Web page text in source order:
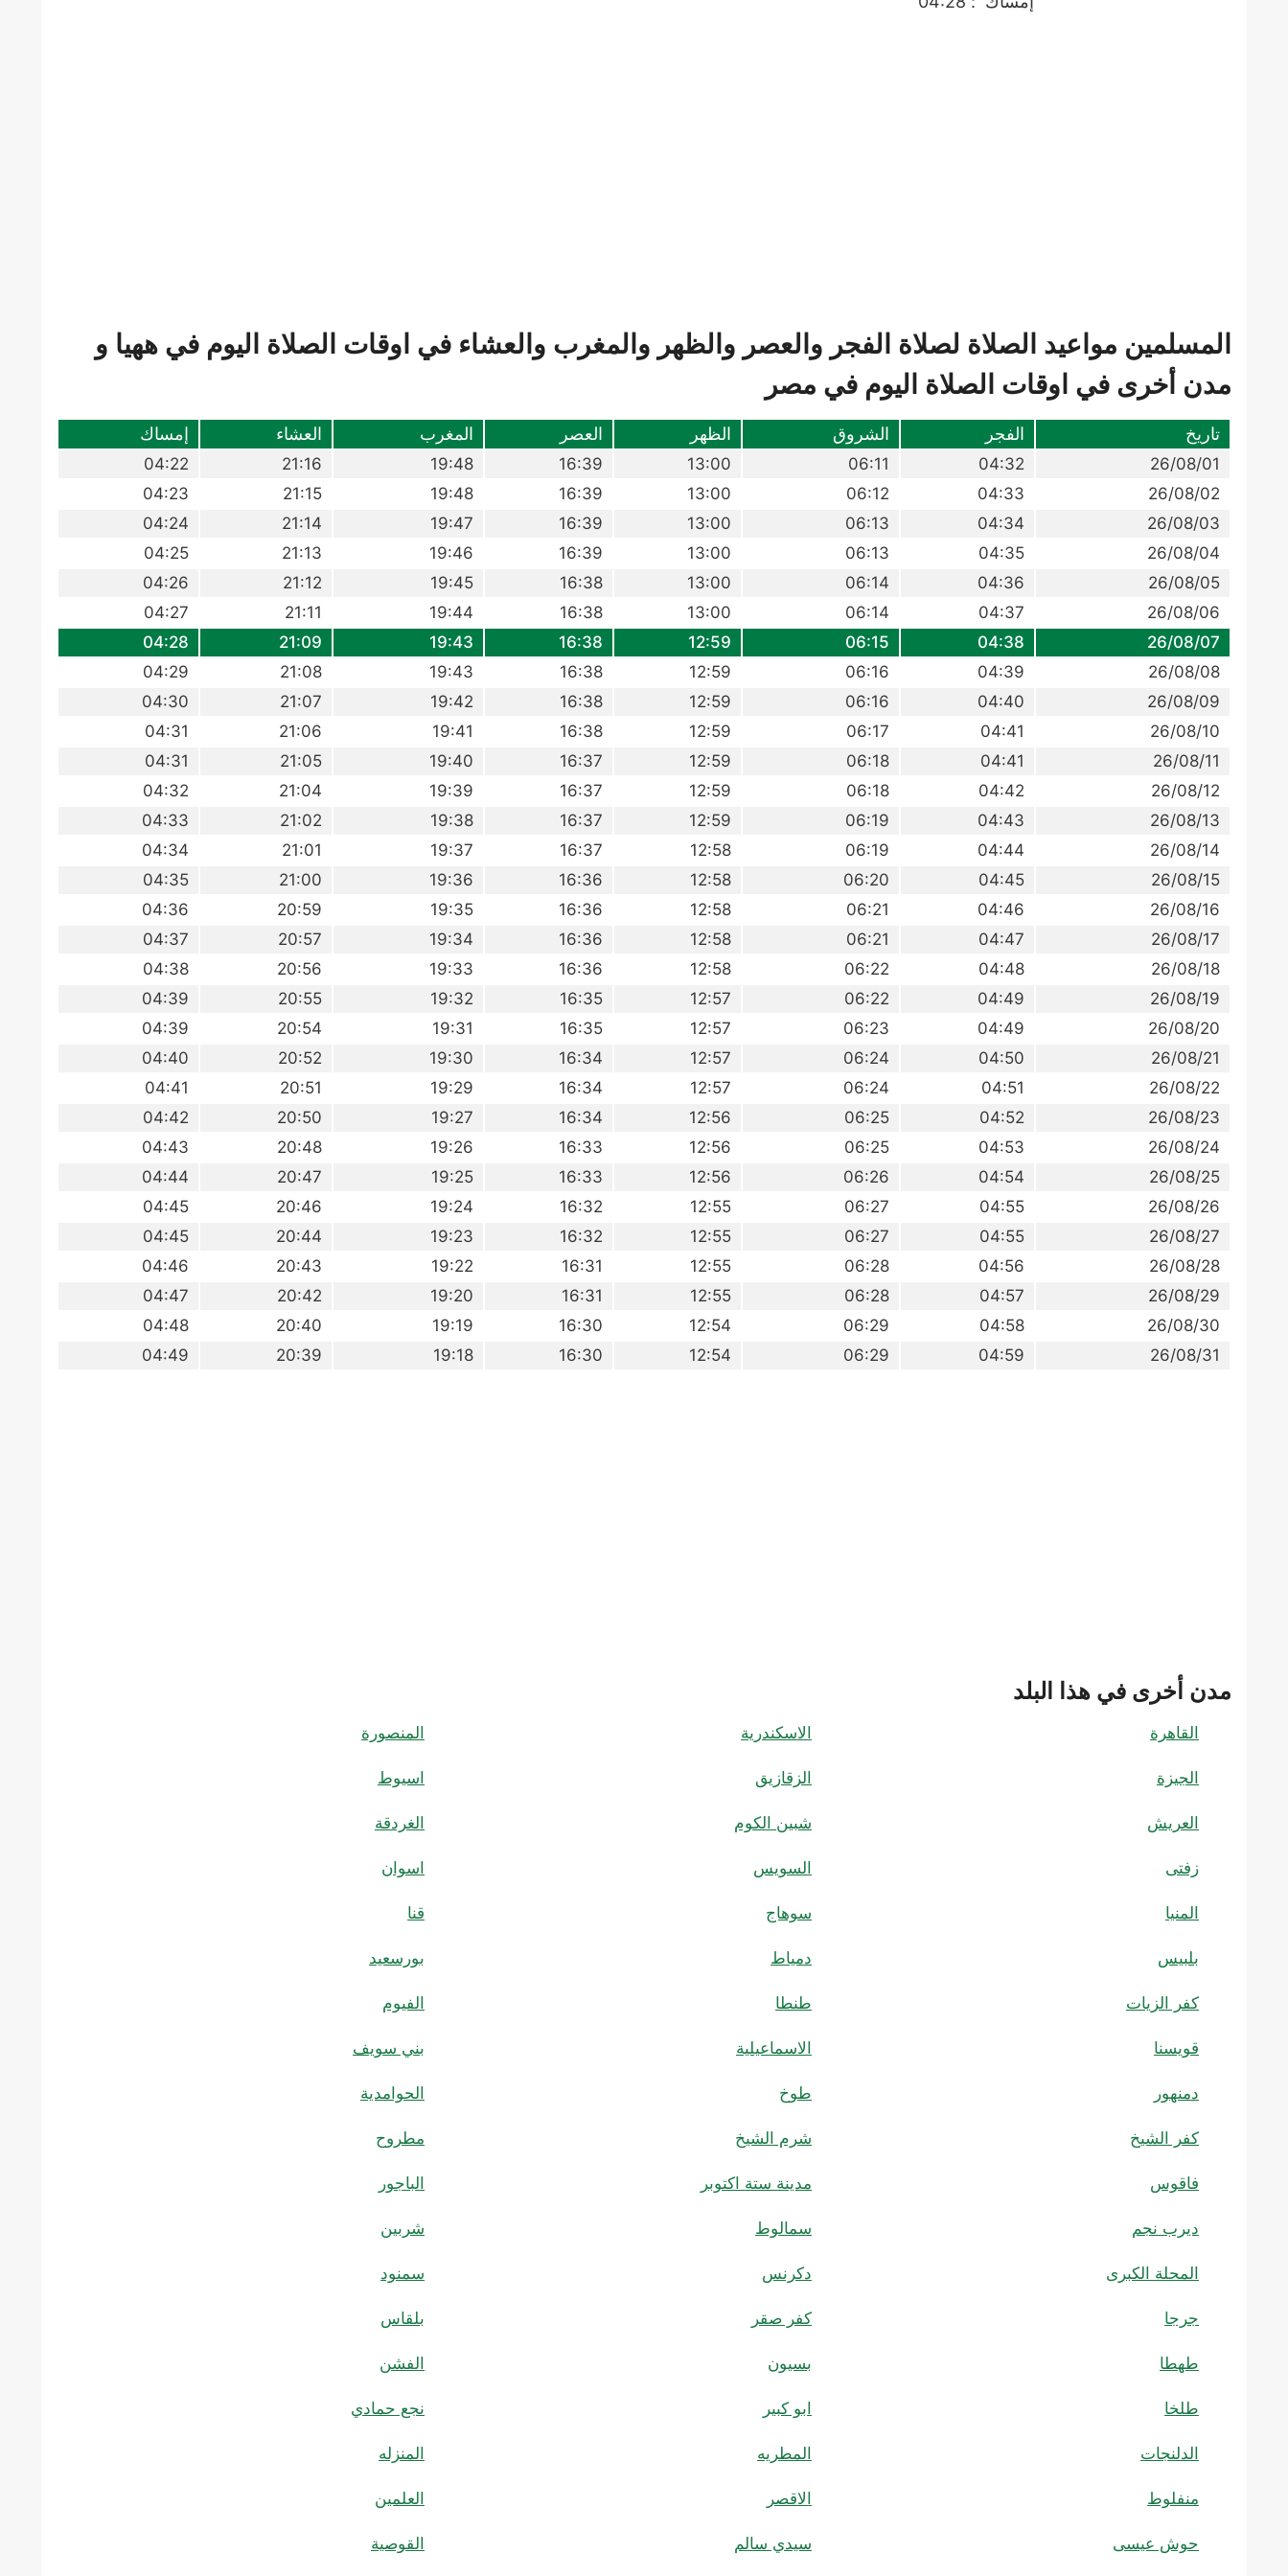
المسلمين مواعيد الصلاة لصلاة الفجر والعصر والظهر والمغرب والعشاء في اوقات الصلاة اليوم في ههيا و
مدن أخرى في اوقات الصلاة اليوم في مصر
تاريخ الفجر الشروق الظهر العصر المغرب العشاء إمساك
26/08/01
04:32
06:11
13:00
16:39
19:48
21:16
04:22
26/08/02
04:33
06:12
13:00
16:39
19:48
21:15
04:23
26/08/03
04:34
06:13
13:00
16:39
19:47
21:14
04:24
26/08/04
04:35
06:13
13:00
16:39
19:46
21:13
04:25
26/08/05
04:36
06:14
13:00
16:38
19:45
21:12
04:26
26/08/06
04:37
06:14
13:00
16:38
19:44
21:11
04:27
26/08/07
04:38
06:15
12:59
16:38
19:43
21:09
04:28
26/08/08
04:39
06:16
12:59
16:38
19:43
21:08
04:29
26/08/09
04:40
06:16
12:59
16:38
19:42
21:07
04:30
26/08/10
04:41
06:17
12:59
16:38
19:41
21:06
04:31
26/08/11
04:41
06:18
12:59
16:37
19:40
21:05
04:31
26/08/12
04:42
06:18
12:59
16:37
19:39
21:04
04:32
26/08/13
04:43
06:19
12:59
16:37
19:38
21:02
04:33
26/08/14
04:44
06:19
12:58
16:37
19:37
21:01
04:34
26/08/15
04:45
06:20
12:58
16:36
19:36
21:00
04:35
26/08/16
04:46
06:21
12:58
16:36
19:35
20:59
04:36
26/08/17
04:47
06:21
12:58
16:36
19:34
20:57
04:37
26/08/18
04:48
06:22
12:58
16:36
19:33
20:56
04:38
26/08/19
04:49
06:22
12:57
16:35
19:32
20:55
04:39
26/08/20
04:49
06:23
12:57
16:35
19:31
20:54
04:39
26/08/21
04:50
06:24
12:57
16:34
19:30
20:52
04:40
26/08/22
04:51
06:24
12:57
16:34
19:29
20:51
04:41
26/08/23
04:52
06:25
12:56
16:34
19:27
20:50
04:42
26/08/24
04:53
06:25
12:56
16:33
19:26
20:48
04:43
26/08/25
04:54
06:26
12:56
16:33
19:25
20:47
04:44
26/08/26
04:55
06:27
12:55
16:32
19:24
20:46
04:45
26/08/27
04:55
06:27
12:55
16:32
19:23
20:44
04:45
26/08/28
04:56
06:28
12:55
16:31
19:22
20:43
04:46
26/08/29
04:57
06:28
12:55
16:31
19:20
20:42
04:47
26/08/30
04:58
06:29
12:54
16:30
19:19
20:40
04:48
26/08/31
04:59
06:29
12:54
16:30
19:18
20:39
04:49
مدن أخرى في هذا البلد
القاهرة الاسكندرية المنصورة
الجيزة الزقازيق اسيوط
العريش شبين الكوم الغردقة
زفتى السويس اسوان
المنيا سوهاج قنا
بلبيس دمياط بورسعيد
كفر الزيات طنطا الفيوم
قويسنا الاسماعيلية بني سويف
دمنهور طوخ الحوامدية
كفر الشيخ شرم الشيخ مطروح
فاقوس مدينة ستة اكتوبر الباجور
ديرب نجم سمالوط شربين
المحلة الكبرى دكرنس سمنود
جرجا كفر صقر بلقاس
طهطا بسيون الفشن
طلخا ابو كبير نجع حمادي
الدلنجات المطريه المنزله
منفلوط الاقصر العلمين
حوش عيسى سيدي سالم القوصية